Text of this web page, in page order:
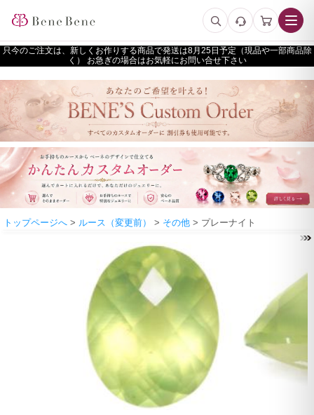
只今のご注文は、新しくお作りする商品で発送は
予定（現品や一部商品除
く） お急ぎの場合はお気軽にお問い合せ下さい
トップページへ > ルース（変更前） > その他 > プレーナイト